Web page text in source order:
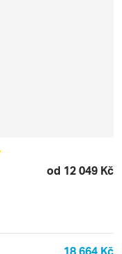
od 12 049 Kč
18 664 Kč